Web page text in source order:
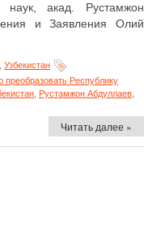
наук, акад. Рустамжон
и Заявления Олий
Узбекистан
преобразовать Республику
Рустамжон Абдуллаев
Читать далее »